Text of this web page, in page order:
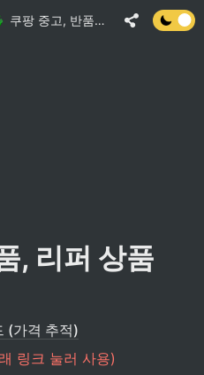
쿠팡 중고, 반품, 리퍼 상품 등록 알림
, 리퍼 상품
(가격 추적)
링크 눌러 사용)